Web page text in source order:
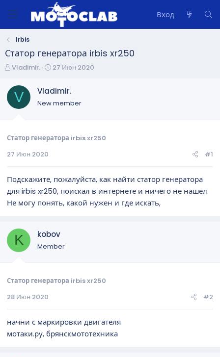
Вход
Irbis
Статор генератора irbis xr250
А
т
о
р
м
Vladimir.
Д
т
а
н
а
27 Июн 2020
V Vladimir.
New member
Статор генератора irbis xr250
27 Июн 2020
#1
Подскажите, пожалуйста, как найти статор генератора
для irbis xr250, поискал в интернете и ничего не нашел.
Не могу понять, какой нужен и где искать,
K kobov
Member
Статор генератора irbis xr250
28 Июн 2020
#2
начни с маркировки двигателя
мотаки.ру, брянскмототехника